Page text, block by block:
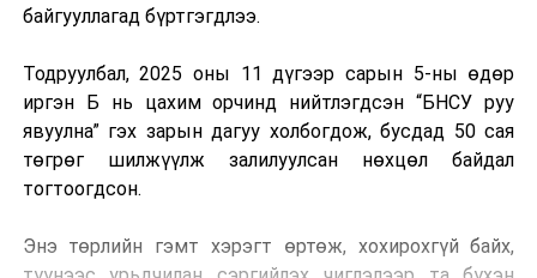
байгууллагад бүртгэгдлээ.
Тодруулбал, 2025 оны 11 дүгээр сарын 5-ны өдөр
иргэн Б нь цахим орчинд нийтлэгдсэн “БНСУ руу
явуулна” гэх зарын дагуу холбогдож, бусдад 50 сая
төгрөг шилжүүлж залилуулсан нөхцөл байдал
тогтоогдсон.
Энэ төрлийн гэмт хэрэгт өртөж, хохирохгүй байх,